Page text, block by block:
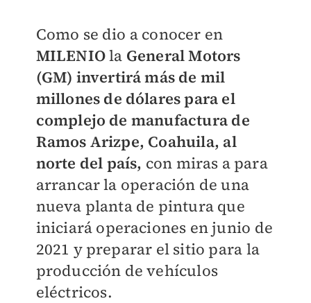
Como se dio a conocer en
MILENIOla General Motors
(GM) invertirá más de mil
millones de dólares para el
complejo de manufactura de
Ramos Arizpe, Coahuila, al
norte del país, con miras a para
arrancar la operación de una
nueva planta de pintura que
iniciará operaciones en junio de
2021 y preparar el sitio para la
producción de vehículos
eléctricos.